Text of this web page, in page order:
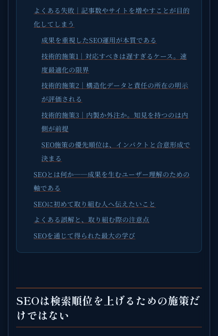
よくある失敗｜記事数やサイトを増やすことが目的
化してしまう
成果を重視したSEO運用が本質である
技術的施策1｜対応すべきは遅すぎるケース。速
度最適化の限界
技術的施策2｜構造化データと責任の所在の明示
が評価される
技術的施策3｜内製か外注か。知見を持つのは内
側が前提
SEO施策の優先順位は、インパクトと合意形成で
決まる
SEOとは何か──成果を生むユーザー理解のための
軸である
SEOに初めて取り組む人へ伝えたいこと
よくある誤解と、取り組む際の注意点
SEOを通じて得られた最大の学び
SEOは検索順位を上げるための施策だ
けではない